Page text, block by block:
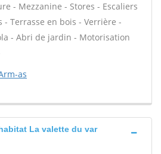
- Mezzanine - Stores - Escaliers
- Terrasse en bois - Verrière -
- Abri de jardin - Motorisation
as
La valette du var